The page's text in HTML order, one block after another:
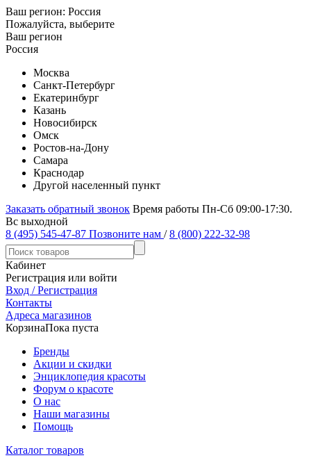
Ваш регион: Россия
Пожалуйста, выберите
Ваш регион
Россия
Москва
Санкт-Петербург
Екатеринбург
Казань
Новосибирск
Омск
Ростов-на-Дону
Самара
Краснодар
Другой населенный пункт
Заказать обратный звонок Время работы Пн-Сб 09:00-17:30.
Вс выходной
8 (495) 545-47-87 Позвоните нам / 8 (800) 222-32-98
Кабинет
Регистрация или войти
Вход / Регистрация
Контакты
Адреса магазинов
КорзинаПока пуста
Бренды
Акции и скидки
Энциклопедия красоты
Форум о красоте
О нас
Наши магазины
Помощь
Каталог товаров